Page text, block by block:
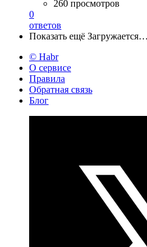
260 просмотров
0
ответов
Показать ещё Загружается…
© Habr
О сервисе
Правила
Обратная связь
Блог